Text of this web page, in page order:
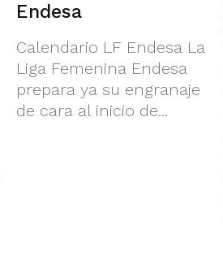
Endesa
Calendario LF Endesa La
Liga Femenina Endesa
prepara ya su engranaje
de cara al inicio de...